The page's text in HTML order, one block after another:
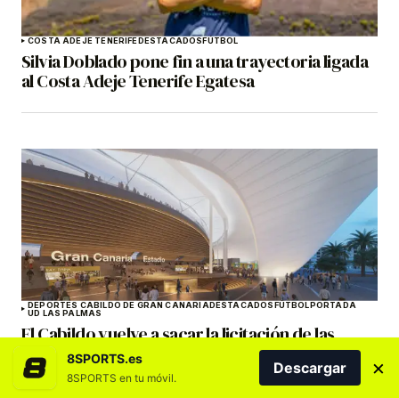
COSTA ADEJE TENERIFEDESTACADOSFÚTBOL
Silvia Doblado pone fin a una trayectoria ligada
al Costa Adeje Tenerife Egatesa
DEPORTES CABILDO DE GRAN CANARIADESTACADOSFÚTBOLPORTADA
UD LAS PALMAS
El Cabildo vuelve a sacar la licitación de las
obras del Estadio de Gran Canaria por 235
millones de euros
8SPORTS.es
8SPORTS en tu móvil.
Descargar ×